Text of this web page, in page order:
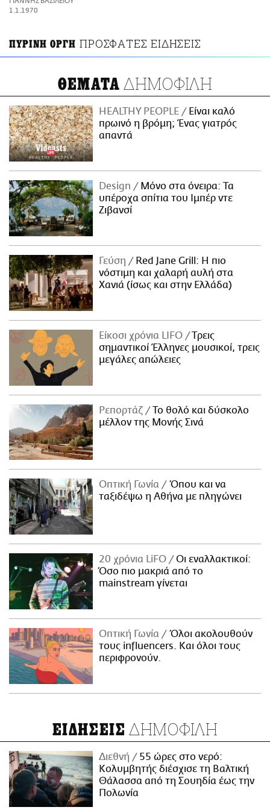
ΑΜΠΑ
1.1.1970
ΠΥΡΙΝΗ ΟΡΓΗ ΠΡΟΣΦΑΤΕΣ ΕΙΔΗΣΕΙΣ
ΘΕΜΑΤΑ ΔΗΜΟΦΙΛΗ
HEALTHY PEOPLE
Είναι καλό
πρωινό η βρόμη; Ένας γιατρός
απαντά
Design
Μόνο στα όνειρα: Τα
υπέροχα σπίτια του Ιμπέρ ντε
Ζιβανσί
Γεύση
Red Jane Grill: Η πιο
νόστιμη και χαλαρή αυλή στα
Χανιά (ίσως και στην Ελλάδα)
Είκοσι χρόνια LIFO
Tρεις
σημαντικοί Έλληνες μουσικοί, τρεις
μεγάλες απώλειες
Ρεπορτάζ
Το θολό και δύσκολο
μέλλον της Μονής Σινά
Οπτική Γωνία
Όπου και να
ταξιδέψω η Αθήνα με πληγώνει
20 χρόνια LiFO
Οι εναλλακτικοί:
Όσο πιο μακριά από το
mainstream γίνεται
Οπτική Γωνία
Όλοι ακολουθούν
τους influencers. Και όλοι τους
περιφρονούν.
ΕΙΔΗΣΕΙΣ ΔΗΜΟΦΙΛΗ
Διεθνή
55 ώρες στο νερό:
Κολυμβητής διέσχισε τη Βαλτική
Θάλασσα από τη Σουηδία έως την
Πολωνία